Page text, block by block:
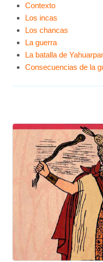
Contexto
Los incas
Los chancas
La guerra
La batalla de
Consecuencias de la